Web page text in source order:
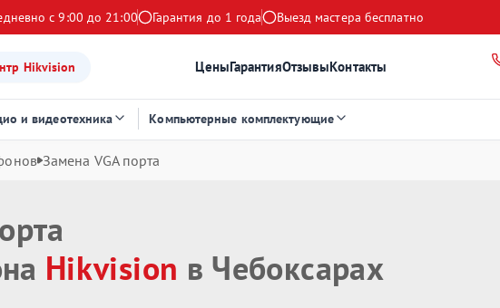
с 9:00 до 21:00 Гарантия до 1 года Выезд мастера бесплатно
Hikvision ЦеныГарантияОтзывыКонтакты
и видеотехника Компьютерные комплектующие
Замена VGA порта
Hikvision в Чебоксарах